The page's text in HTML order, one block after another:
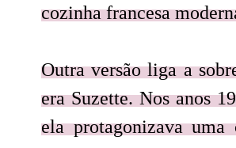
cozinha francesa
Outra versão liga a
era Suzette. Nos anos
ela protagonizava